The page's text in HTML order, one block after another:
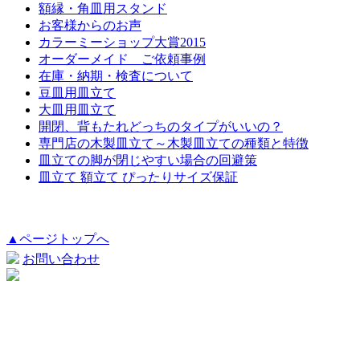
額縁・角皿用スタンド
お客様からのお声
カラーミーショップ大賞2015
オーダーメイド ご依頼事例
在庫・納期・検査について
豆皿用皿立て
大皿用皿立て
開閉、背もたれどっちのタイプがいいの？
専門店の木製皿立て～木製皿立ての種類と特徴
皿立ての脚が閉じやすい場合の回避策
皿立て 額立て ぴったりサイズ保証
▲ページトップへ
お問い合わせ